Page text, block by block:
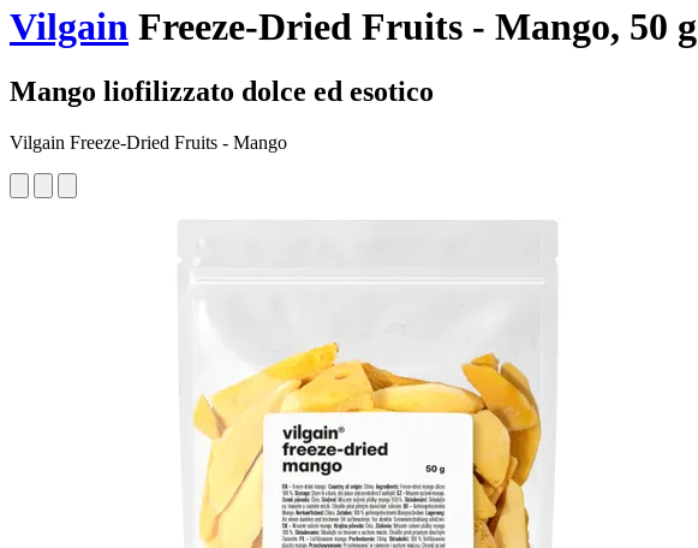
Vilgain Freeze-Dried Fruits - Mango, 50 g
Mango liofilizzato dolce ed esotico
Vilgain Freeze-Dried Fruits - Mango